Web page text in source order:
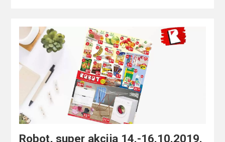
Robot, super akcija 14.-16.10.2019.